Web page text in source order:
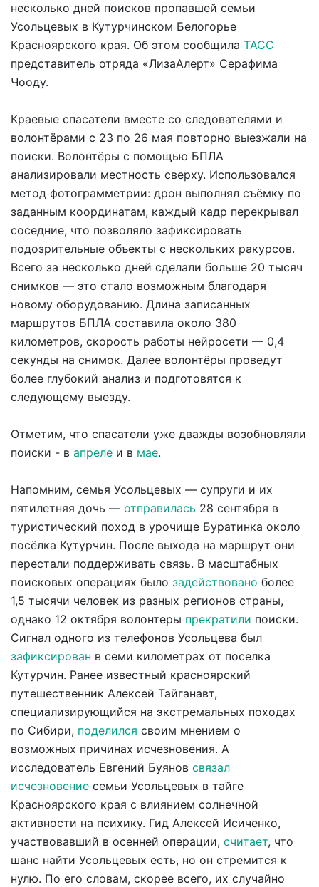
несколько дней поисков пропавшей семьи
Усольцевых в Кутурчинском Белогорье
Красноярского края. Об этом сообщила ТАСС
представитель отряда «ЛизаАлерт» Серафима
Чооду.
Краевые спасатели вместе со следователями и
волонтёрами с 23 по 26 мая повторно выезжали на
поиски. Волонтёры с помощью БПЛА
анализировали местность сверху. Использовался
метод фотограмметрии: дрон выполнял съёмку по
заданным координатам, каждый кадр перекрывал
соседние, что позволяло зафиксировать
подозрительные объекты с нескольких ракурсов.
Всего за несколько дней сделали больше 20 тысяч
снимков — это стало возможным благодаря
новому оборудованию. Длина записанных
маршрутов БПЛА составила около 380
километров, скорость работы нейросети — 0,4
секунды на снимок. Далее волонтёры проведут
более глубокий анализ и подготовятся к
следующему выезду.
Отметим, что спасатели уже дважды возобновляли
поиски - в апреле и в мае.
Напомним, семья Усольцевых — супруги и их
пятилетняя дочь — отправилась 28 сентября в
туристический поход в урочище Буратинка около
посёлка Кутурчин. После выхода на маршрут они
перестали поддерживать связь. В масштабных
поисковых операциях было задействовано более
1,5 тысячи человек из разных регионов страны,
однако 12 октября волонтеры прекратили поиски.
Сигнал одного из телефонов Усольцева был
зафиксирован в семи километрах от поселка
Кутурчин. Ранее известный красноярский
путешественник Алексей Тайганавт,
специализирующийся на экстремальных походах
по Сибири, поделился своим мнением о
возможных причинах исчезновения. А
исследователь Евгений Буянов связал
исчезновение семьи Усольцевых в тайге
Красноярского края с влиянием солнечной
активности на психику. Гид Алексей Исиченко,
участвовавший в осенней операции, считает, что
шанс найти Усольцевых есть, но он стремится к
нулю. По его словам, скорее всего, их случайно